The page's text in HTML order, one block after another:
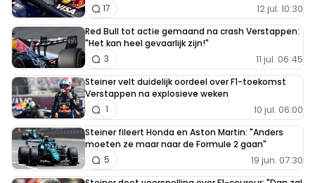
12 jul. 10:30
17
Red Bull tot actie gemaand na crash Verstappen:
"Het kan heel gevaarlijk zijn!"
11 jul. 06:45
3
Steiner velt duidelijk oordeel over F1-toekomst
Verstappen na explosieve weken
10 jul. 06:00
1
Steiner fileert Honda en Aston Martin: "Anders
moeten ze maar naar de Formule 2 gaan"
19 jun. 07:30
5